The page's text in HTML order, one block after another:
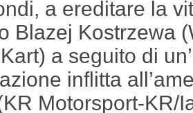
a ereditare la
Blazej Kostrzewa
a seguito di
inflitta
Motorsport-KR/